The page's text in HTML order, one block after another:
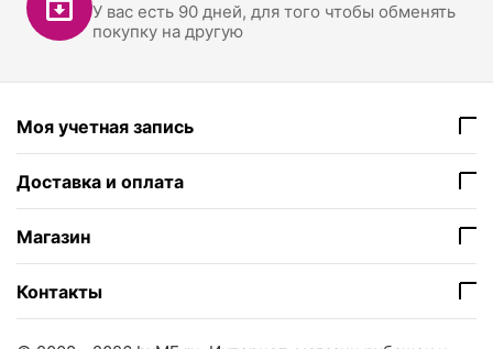
У вас есть 90 дней, для того чтобы обменять
покупку на другую
Моя учетная запись
Доставка и оплата
Магазин
Контакты